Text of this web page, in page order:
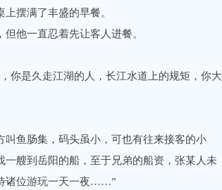
摆满了丰盛的早餐。
他一直忍着先让客人进餐。
是久走江湖的人，长江水道上的规矩，你大
鱼肠集，码头虽小，可也有往来接客的小
艘到岳阳的船，至于兄弟的船资，张某人未
诸位游玩一天一夜……”